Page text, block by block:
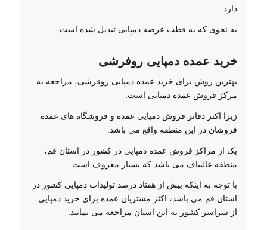
دارد.
به نحوی که به قطب عرضه دمپایی تبدیل شده است.
خرید عمده دمپایی روفرشی
بهترین روش برای خرید عمده دمپایی روفرشی، مراجعه به
مرکز فروش عمده دمپایی است.
زیرا اکثر دفاتر فروش دمپایی عمده و فروشگاه های عمده
فروشان در این منطقه واقع می باشد.
یک از مراکز فروش عمده دمپایی در کشور در استان قم،
منطقه عالیباف می باشد که بسیار معروف است.
با توجه به اینکه بیش از هفتاد درصد تولیدات دمپایی کشور در
استان قم می باشد، اکثر مشتریان عمده برای خرید دمپایی
از سراسر کشور به این استان مراجعه می نمایند.